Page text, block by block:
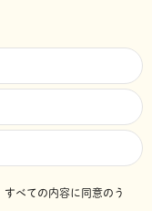
すべての内容に同意のう